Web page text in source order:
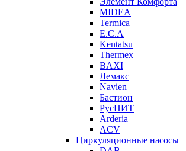
MIDEA
Termica
E.C.A
Kentatsu
Thermex
BAXI
Лемакс
Navien
Бастион
РусНИТ
Arderia
ACV
Циркуляционные насосы